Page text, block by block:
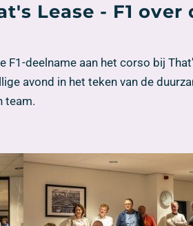
Lease - F1
F1-deelname aan het corso bij
avond in het teken van de
team.